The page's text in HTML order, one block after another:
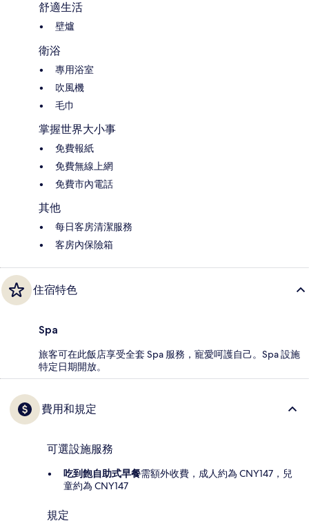
舒適生活
壁爐
衛浴
專用浴室
吹風機
毛巾
掌握世界大小事
免費報紙
免費無線上網
免費市內電話
其他
每日客房清潔服務
客房內保險箱
住宿特色
Spa
旅客可在此飯店享受全套 Spa 服務，寵愛呵護自己。Spa 設施
特定日期開放。
費用和規定
可選設施服務
吃到飽自助式早餐需額外收費，成人約為 CNY147，兒
童約為 CNY147
規定